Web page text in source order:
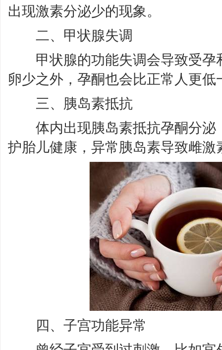
出现激素分泌少的现象。
二、甲状腺失调
甲状腺的功能失调会导致受孕
卵少之外，孕酮也会比正常人更低
三、胰岛素抵抗
体内出现胰岛素抵抗孕酮分泌
护胎儿健康，异常胰岛素导致雌激
四、子宫功能异常